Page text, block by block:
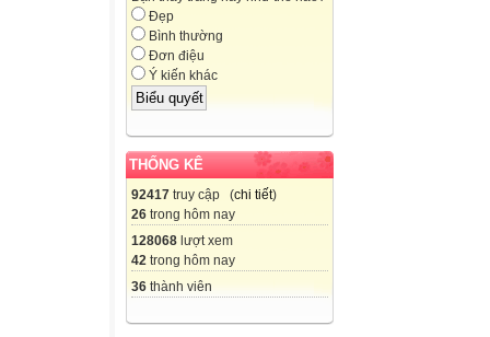
Đẹp
Bình thường
Đơn điệu
Ý kiến khác
THỐNG KÊ
92417 truy cập (chi tiết)
26 trong hôm nay
128068 lượt xem
42 trong hôm nay
36 thành viên